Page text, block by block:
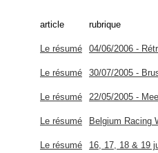
article rubrique
Le résumé 04/06/2006 -
Le résumé 30/07/2005 -
Le résumé 22/05/2005 -
Le résumé Belgium Racing
Le résumé 16, 17, 18 & 19